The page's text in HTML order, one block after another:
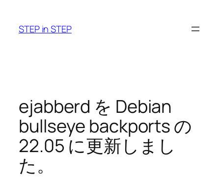
STEP in STEP
ejabberd を Debian
bullseye backports の
22.05 に更新しまし
た。